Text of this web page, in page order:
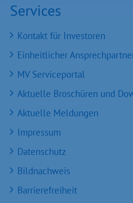
Services
Kontakt für Investoren
Einheitlicher
MV Serviceportal
Aktuelle Broschüren und
Aktuelle Meldungen
Impressum
Datenschutz
Bildnachweis
Barrierefreiheit